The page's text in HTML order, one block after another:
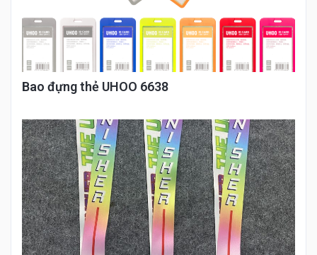
Bao đựng thẻ UHOO 6638